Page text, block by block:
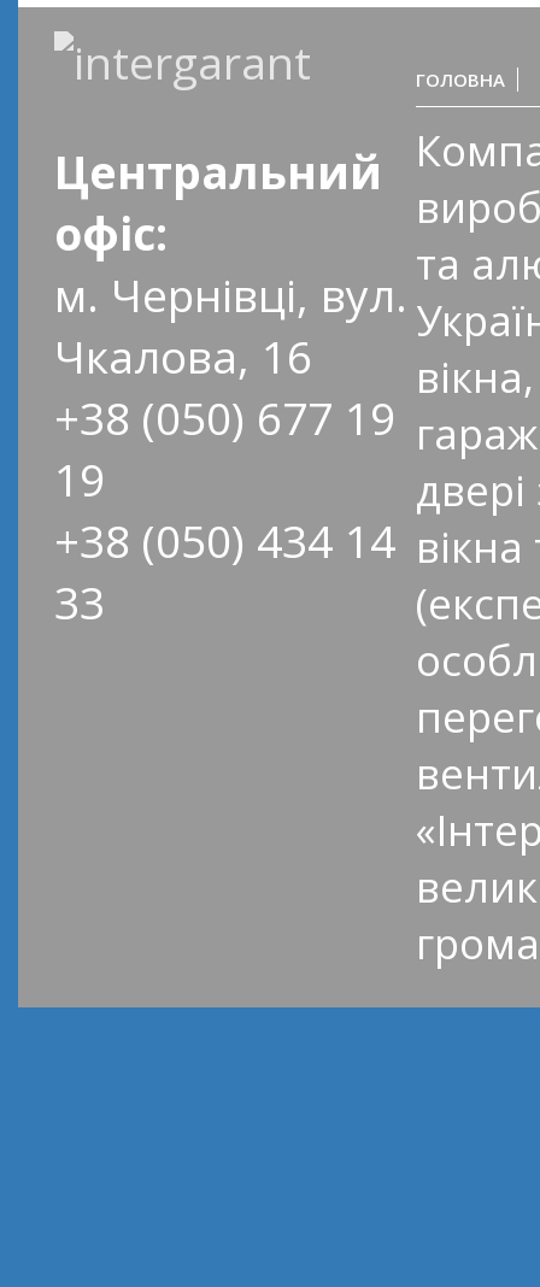
Центральний
офіс:
м. Чернівці, вул.
Чкалова, 16
+38 (050) 677 19
19
+38 (050) 434 14
33
ГОЛОВНА
та